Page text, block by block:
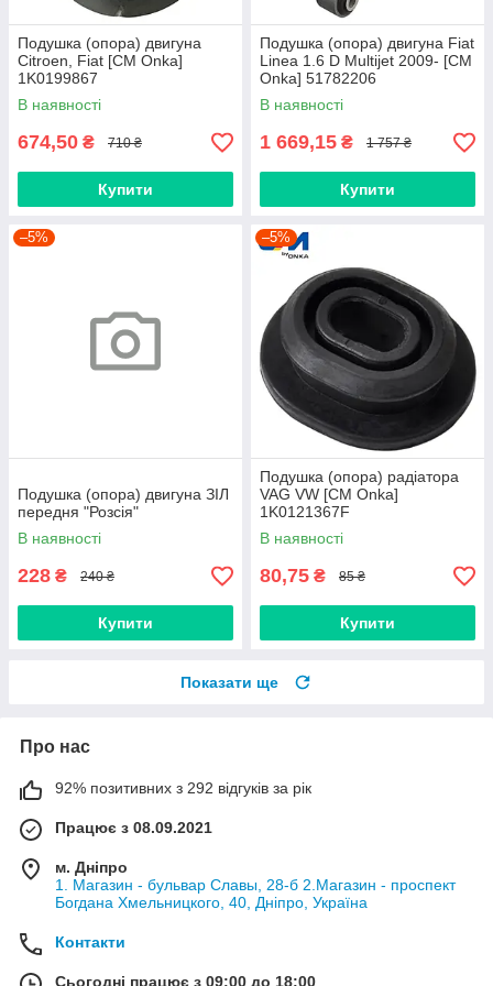
Подушка (опора) двигуна
Citroen, Fiat [CM Onka]
1K0199867
В наявності
674,50 ₴ 710 ₴
Купити
Подушка (опора) двигуна Fiat
Linea 1.6 D Multijet 2009- [СМ
Onka] 51782206
В наявності
1 669,15 ₴ 1 757 ₴
Купити
–5%
Подушка (опора) двигуна ЗІЛ
передня "Розсія"
В наявності
228 ₴ 240 ₴
Купити
–5%
Подушка (опора) радіатора
VAG VW [СМ Onka]
1K0121367F
В наявності
80,75 ₴ 85 ₴
Купити
Показати ще
Про нас
92% позитивних з 292 відгуків за рік
Працює з 08.09.2021
м. Дніпро
1. Магазин - бульвар Славы, 28-б 2.Магазин - проспект
Богдана Хмельницкого, 40, Дніпро, Україна
Контакти
Сьогодні працює з 09:00 до 18:00